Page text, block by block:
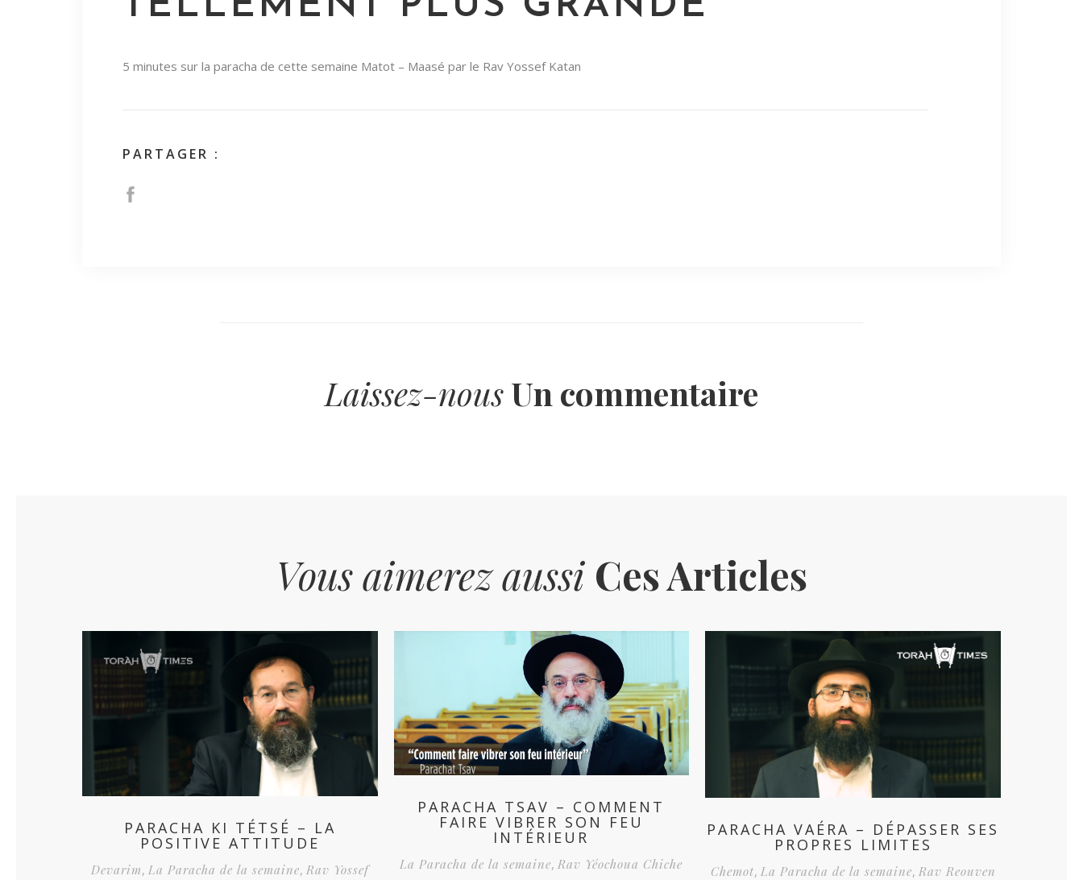
5 minutes sur la paracha de cette semaine Matot – Maasé par le Rav Yossef Katan
PARTAGER :
Laissez-nousUn commentaire
Vous aimerez aussi Ces Articles
PARACHA KI TÉTSÉ – LA
POSITIVE ATTITUDE
Devarim, La Paracha de la semaine, Rav Yossef
PARACHA TSAV – COMMENT
FAIRE VIBRER SON FEU
INTÉRIEUR
La Paracha de la semaine,Rav Yéochoua Chiche
PARACHA VAÉRA – DÉPASSER SES
PROPRES LIMITES
Chemot, La Paracha de la semaine, Rav Reouven